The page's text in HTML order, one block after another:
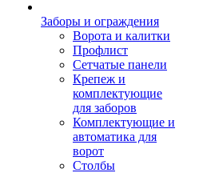
Заборы и ограждения
Ворота и калитки
Профлист
Сетчатые панели
Крепеж и
комплектующие
для заборов
Комплектующие и
автоматика для
ворот
Столбы